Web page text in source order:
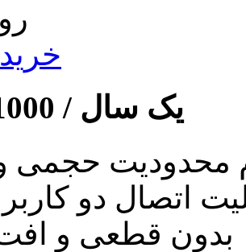
3
یک سال /
محدودیت
اتصال دو
بدون قطعی و